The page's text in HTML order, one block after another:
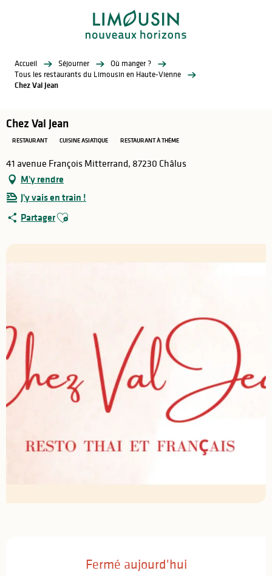
Accueil Séjourner
Où manger ?
Tous les restaurants du Limousin en Haute-Vienne
Chez Val Jean
Chez Val Jean
RESTAURANT CUISINE ASIATIQUE RESTAURANT À THÈME
41 avenue François Mitterrand, 87230 Châlus
M'y rendre
J'y vais en train !
PartagerAjouter aux favoris
Fermé aujourd'hui